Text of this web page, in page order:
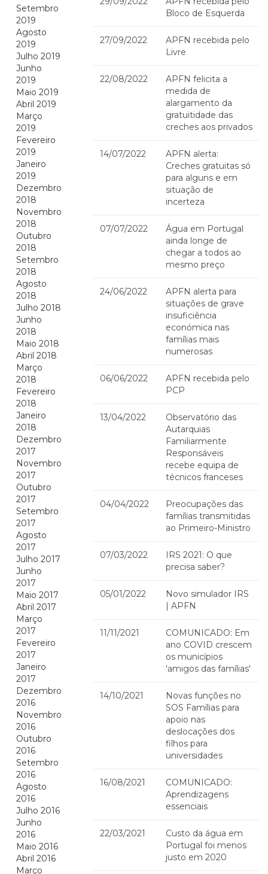
Setembro
2019
Agosto
2019
Julho 2019
Junho
2019
Maio 2019
Abril 2019
Março
2019
Fevereiro
2019
Janeiro
2019
Dezembro
2018
Novembro
2018
Outubro
2018
Setembro
2018
Agosto
2018
Julho 2018
Junho
2018
Maio 2018
Abril 2018
Março
2018
Fevereiro
2018
Janeiro
2018
Dezembro
2017
Novembro
2017
Outubro
2017
Setembro
2017
Agosto
2017
Julho 2017
Junho
2017
Maio 2017
Abril 2017
Março
2017
Fevereiro
2017
Janeiro
2017
Dezembro
2016
Novembro
2016
Outubro
2016
Setembro
2016
Agosto
2016
Julho 2016
Junho
2016
Maio 2016
Abril 2016
Março
Bloco de Esquerda
27/09/2022
APFN recebida pelo
Livre
22/08/2022
APFN felicita a
medida de
alargamento da
gratuitidade das
creches aos privados
14/07/2022
APFN alerta:
Creches gratuitas só
para alguns e em
situação de
incerteza
07/07/2022
Água em Portugal
ainda longe de
chegar a todos ao
mesmo preço
24/06/2022
APFN alerta para
situações de grave
insuficiência
económica nas
famílias mais
numerosas
06/06/2022
APFN recebida pelo
PCP
13/04/2022
Observatório das
Autarquias
Familiarmente
Responsáveis
recebe equipa de
técnicos franceses
04/04/2022
Preocupações das
famílias transmitidas
ao Primeiro-Ministro
07/03/2022
IRS 2021: O que
precisa saber?
05/01/2022
Novo simulador IRS
| APFN
11/11/2021
COMUNICADO: Em
ano COVID crescem
os municípios
'amigos das famílias'
14/10/2021
Novas funções no
SOS Famílias para
apoio nas
deslocações dos
filhos para
universidades
16/08/2021
COMUNICADO:
Aprendizagens
essenciais
22/03/2021
Custo da água em
Portugal foi menos
justo em 2020